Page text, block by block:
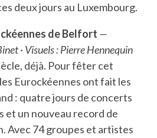
deux jours au Luxembourg.
de Belfort —
· Visuels : Pierre Hennequin
déjà. Pour fêter cet
Eurockéennes ont fait les
: quatre jours de concerts
et un nouveau record de
Avec 74 groupes et artistes